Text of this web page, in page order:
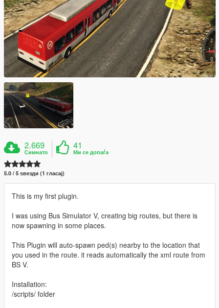
2.669
Симнато
41
Ми се допаѓа
5.0 / 5 ѕвезди (1 гласај)
This is my first plugin.
I was using Bus Simulator V, creating big routes, but there is
now spawning in some places.
This Plugin will auto-spawn ped(s) nearby to the location that
you used in the route. it reads automatically the xml route from
BS V.
Installation:
/scripts/ folder